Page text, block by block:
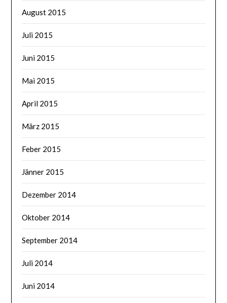
August 2015
Juli 2015
Juni 2015
Mai 2015
April 2015
März 2015
Feber 2015
Jänner 2015
Dezember 2014
Oktober 2014
September 2014
Juli 2014
Juni 2014